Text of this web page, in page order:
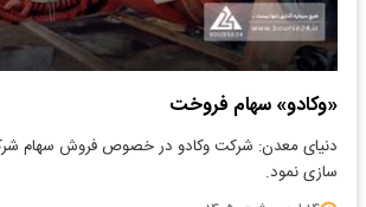
«وکادو» سهام فروخت
دنیای معدن: شرکت وکادو در خصوص فروش سهام
سازی نمود.